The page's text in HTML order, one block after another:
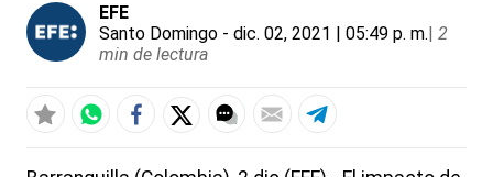
EFE
Santo Domingo - dic. 02, 2021 | 05:49 p. m.| 2
min de lectura